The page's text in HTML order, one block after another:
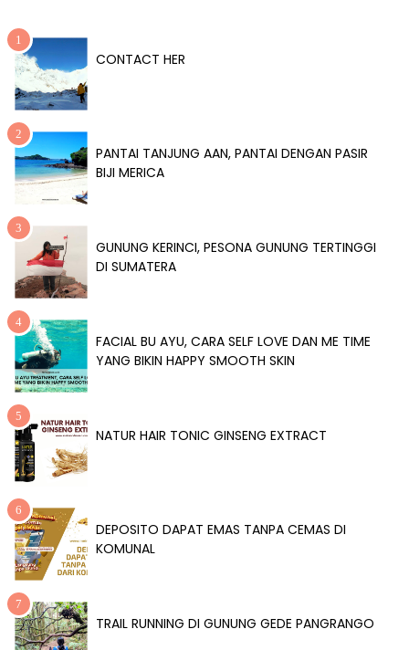
CONTACT HER
PANTAI TANJUNG AAN, PANTAI DENGAN PASIR
BIJI MERICA
GUNUNG KERINCI, PESONA GUNUNG TERTINGGI
DI SUMATERA
FACIAL BU AYU, CARA SELF LOVE DAN ME TIME
YANG BIKIN HAPPY SMOOTH SKIN
NATUR HAIR TONIC GINSENG EXTRACT
DEPOSITO DAPAT EMAS TANPA CEMAS DI
KOMUNAL
TRAIL RUNNING DI GUNUNG GEDE PANGRANGO